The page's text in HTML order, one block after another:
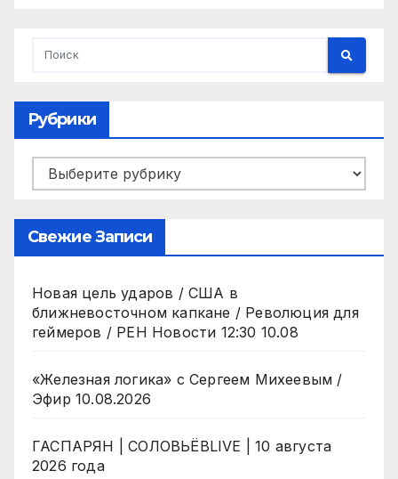
Рубрики
Рубрики
Свежие Записи
Новая цель ударов / США в
ближневосточном капкане / Революция для
геймеров / РЕН Новости 12:30 10.08
«Железная логика» с Сергеем Михеевым /
Эфир 10.08.2026
ГАСПАРЯН | СОЛОВЬЁВLIVE | 10 августа
2026 года